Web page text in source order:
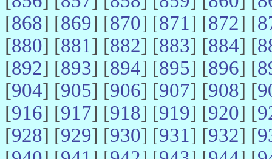
[868] [869] [870] [871] [872] [
[880] [881] [882] [883] [884] [
[892] [893] [894] [895] [896] [
[904] [905] [906] [907] [908] [
[916] [917] [918] [919] [920] [
[928] [929] [930] [931] [932] [